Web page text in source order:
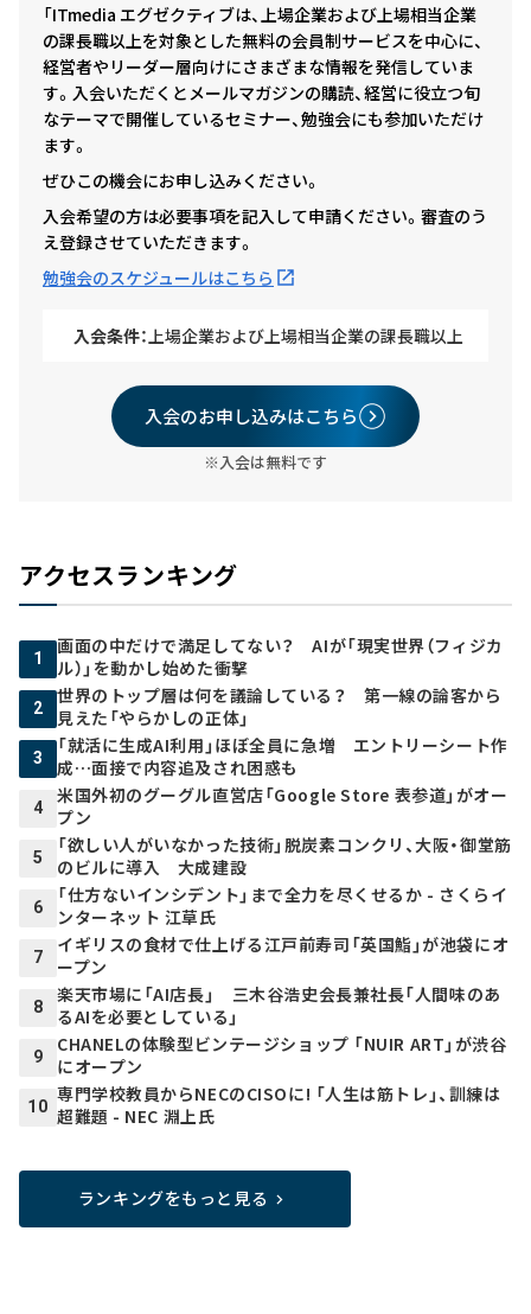
「ITmedia エグゼクティブは、上場企業および上場相当企業
の課長職以上を対象とした無料の会員制サービスを中心に、
経営者やリーダー層向けにさまざまな情報を発信していま
す。入会いただくとメールマガジンの購読、経営に役立つ旬
なテーマで開催しているセミナー、勉強会にも参加いただけ
ます。
ぜひこの機会にお申し込みください。
入会希望の方は必要事項を記入して申請ください。審査のう
え登録させていただきます。
勉強会のスケジュールはこちら
入会条件： 上場企業および上場相当企業の課長職以上
入会のお申し込みはこちら
※入会は無料です
アクセスランキング
1
画面の中だけで満足してない？ AIが「現実世界（フィジカ
ル）」を動かし始めた衝撃
2
世界のトップ層は何を議論している？ 第一線の論客から
見えた「やらかしの正体」
3
「就活に生成AI利用」ほぼ全員に急増 エントリーシート作
成…面接で内容追及され困惑も
4
米国外初のグーグル直営店「Google Store 表参道」がオー
プン
5
「欲しい人がいなかった技術」脱炭素コンクリ、大阪・御堂筋
のビルに導入 大成建設
6
「仕方ないインシデント」まで全力を尽くせるか - さくらイ
ンターネット 江草氏
7
イギリスの食材で仕上げる江戸前寿司「英国鮨」が池袋にオ
ープン
8
楽天市場に「AI店長」 三木谷浩史会長兼社長「人間味のあ
るAIを必要としている」
9
CHANELの体験型ビンテージショップ 「NUIR ART」が渋谷
にオープン
10
専門学校教員からNECのCISOに! 「人生は筋トレ」、訓練は
超難題 - NEC 淵上氏
ランキングをもっと見る